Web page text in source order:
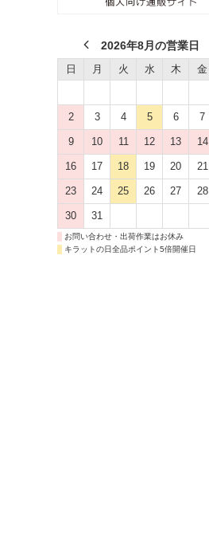
2026年8月の営業日
日 月 火 水 木 金
2 3 4 5 6 7
9 10 11 12 13 14
16 17 18 19 20 21
23 24 25 26 27 28
30 31
お問い合わせ・出荷作業はお休み
キラットの日全品ポイント5倍開催日